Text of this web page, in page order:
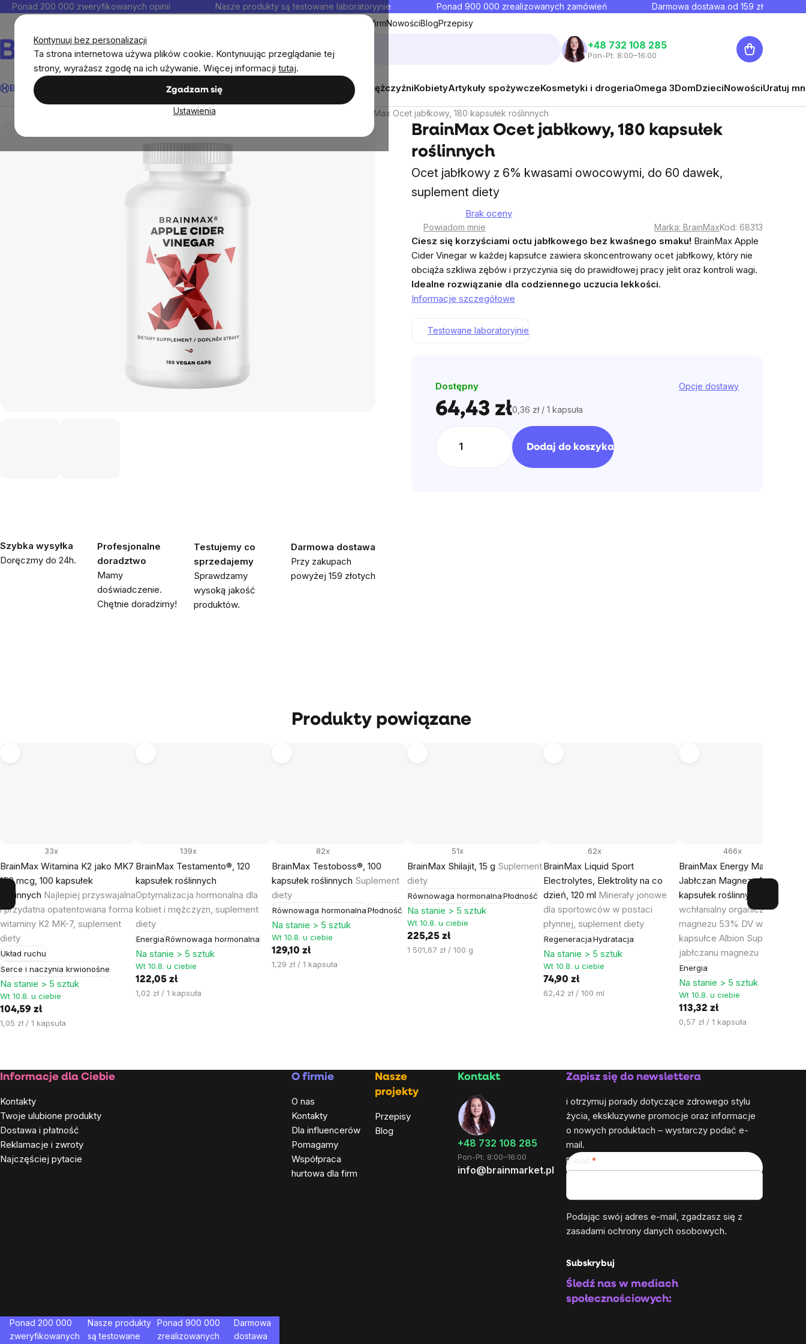
Kontynuuj bez personalizacji
Ta strona internetowa używa plików cookie. Kontynuując przeglądanie tej
strony, wyrażasz zgodę na ich używanie. Więcej informacji tutaj.
Zgadzam się
Ustawienia
Przejść
Ponad 200 000 zweryfikowanych opinii Nasze produkty są testowane laboratoryjnie Ponad 900 000 zrealizowanych zamówień Darmowa dostawa od 159 zł
Współpraca hurtowa dla firmNowościBlogPrzepisy
Szukaj
+48 732 108 285
Pon-Pt: 8:00–16:00
Koszyk
BrainMax® PromocjaCeleSuplementy diety Zestawy promocyjne MężczyźniKobietyArtykuły spożywczeKosmetyki i drogeriaOmega 3DomDzieciNowościUratuj
BrainMax® suplementy BrainMax Ocet jabłkowy, 180 kapsułek roślinnych
BrainMax Ocet jabłkowy, 180 kapsułek
roślinnych
Ocet jabłkowy z 6% kwasami owocowymi, do 60 dawek,
suplement diety
ocena
5
Brak oceny
Szybka wysyłka
Doręczmy do 24h.
Profesjonalne
doradztwo
Mamy
doświadczenie.
Chętnie doradzimy!
Testujemy co
sprzedajemy
Sprawdzamy
wysoką jakość
produktów.
Darmowa dostawa
Przy zakupach
powyżej 159 złotych
Powiadom mnie Marka: BrainMaxKod: 68313
Ciesz się korzyściami octu jabłkowego bez kwaśnego smaku! BrainMax Apple
Cider Vinegar w każdej kapsułce zawiera skoncentrowany ocet jabłkowy, który nie
obciąża szkliwa zębów i przyczynia się do prawidłowej pracy jelit oraz kontroli wagi.
Idealne rozwiązanie dla codziennego uczucia lekkości.
Informacje szczegółowe
Testowane laboratoryjnie
Dostępny Opcje dostawy
64,43 złCena
jednostkowa:
0,36 zł / 1 kapsuła
Dodaj do koszyka
Produkty powiązane
BrainMax Witamina K2 jako MK7
150 mcg, 100 kapsułek
roślinnych Najlepiej przyswajalna
i przydatna opatentowana forma
witaminy K2 MK-7, suplement
diety
Układ ruchu
Serce i naczynia krwionośne
33x
Na stanie > 5 sztuk
Wt 10.8. u ciebie
104,59 zł
Cena
1,05 zł / 1 kapsuła
BrainMax Testamento®, 120
kapsułek roślinnych
Optymalizacja hormonalna dla
kobiet i mężczyzn, suplement
diety
Energia Równowaga hormonalna
139x
Na stanie > 5 sztuk
Wt 10.8. u ciebie
122,05 zł
Cena
1,02 zł / 1 kapsuła
BrainMax Testoboss®, 100
kapsułek roślinnych Suplement
diety
Równowaga hormonalnaPłodność
82x
Na stanie > 5 sztuk
Wt 10.8. u ciebie
129,10 zł
Cena
1,29 zł / 1 kapsuła
BrainMax Shilajit, 15 g Suplement
diety
Równowaga hormonalnaPłodność
51x
Na stanie > 5 sztuk
Wt 10.8. u ciebie
225,25 zł
Cena
1 501,67 zł / 100 g
BrainMax Liquid Sport
Electrolytes, Elektrolity na co
dzień, 120 ml Minerały jonowe
dla sportowców w postaci
płynnej, suplement diety
RegeneracjaHydratacja
62x
Na stanie > 5 sztuk
Wt 10.8. u ciebie
74,90 zł
Cena
62,42 zł / 100 ml
BrainMax Energy
Jabłczan Magnezu 1000 mg,
kapsułek roślinnych
wchłanialny organiczny
magnezu 53% DV w jednej
kapsułce Albion Suplement
jabłczanu magnezu
Energia
466x
Na stanie > 5 sztuk
Wt 10.8. u ciebie
113,32 zł
Cena
0,57 zł / 1 kapsuła
Stopka
Informacje dla Ciebie
Kontakty
Twoje ulubione produkty
Dostawa i płatność
Reklamacje i zwroty
Najczęściej pytacie
O firmie
O nas
Kontakty
Dla influencerów
Pomagamy
Współpraca
hurtowa dla firm
Nasze
projekty
Przepisy
Blog
Kontakt
+48 732 108 285
Pon-Pt: 8:00–16:00
info@brainmarket.pl
Zapisz się do newslettera
i otrzymuj porady dotyczące zdrowego stylu
życia, ekskluzywne promocje oraz informacje
o nowych produktach – wystarczy podać e-
mail.
E-mail
Podając swój adres e-mail, zgadzasz się z
zasadami ochrony danych osobowych.
Subskrybuj
Śledź nas w mediach
społecznościowych:
Ponad 200 000
zweryfikowanych
Nasze produkty
są testowane
Ponad 900 000
zrealizowanych
Darmowa
dostawa